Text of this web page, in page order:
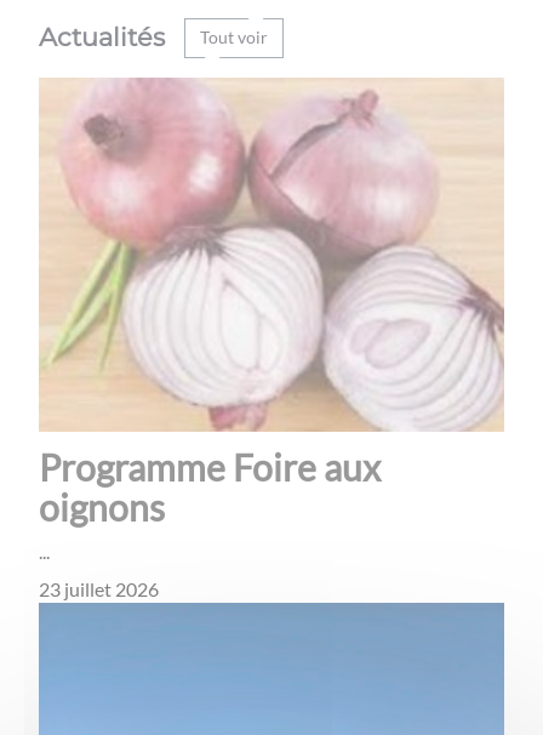
Actualités Tout voir
Programme Foire aux
oignons
23 juillet 2026